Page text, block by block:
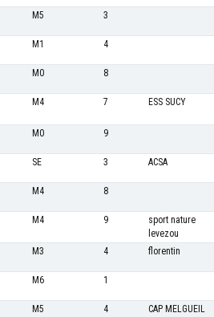
M5 3
M1 4
M0 8
M4 7 ESS SUCY
M0 9
SE 3 ACSA
M4 8
M4 9
sport nature
levezou
M3 4 florentin
M6 1
M5 4 CAP MELGUEIL